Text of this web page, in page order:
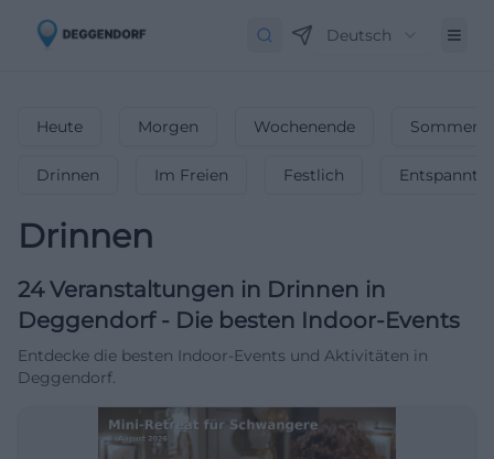
Deutsch
Heute Morgen Wochenende
Drinnen Im Freien Festlich Entspannt
Drinnen
24 Veranstaltungen in Drinnen in
Deggendorf- Die besten Indoor-Events
Entdecke die besten Indoor-Events und Aktivitäten in
Deggendorf.